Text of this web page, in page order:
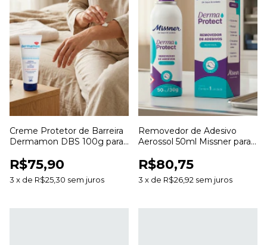
Creme Protetor de Barreira
Dermamon DBS 100g para
Pele
R$75,90
3 x de R$25,30 sem juros
Removedor de Adesivo
Aerossol 50ml Missner para
Resíduos
R$80,75
3 x de R$26,92 sem juros